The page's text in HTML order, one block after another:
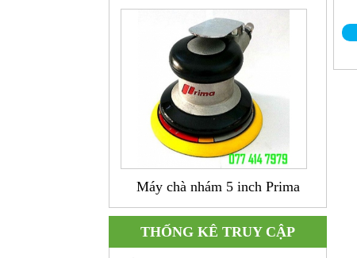
Máy chà nhám 5 inch Prima
THỐNG KÊ TRUY CẬP